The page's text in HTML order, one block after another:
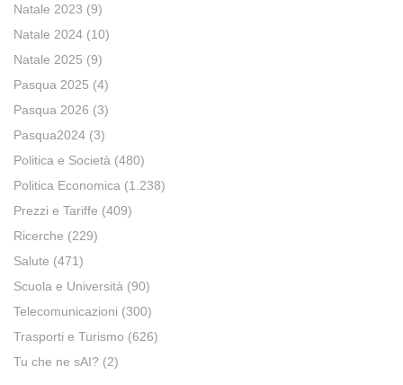
Natale 2023 (9)
Natale 2024 (10)
Natale 2025 (9)
Pasqua 2025 (4)
Pasqua 2026 (3)
Pasqua2024 (3)
Politica e Società (480)
Politica Economica (1.238)
Prezzi e Tariffe (409)
Ricerche (229)
Salute (471)
Scuola e Università (90)
Telecomunicazioni (300)
Trasporti e Turismo (626)
Tu che ne sAI? (2)